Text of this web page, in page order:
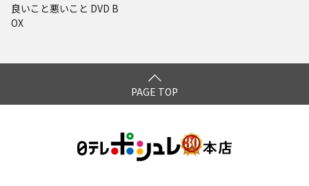
良いこと悪いこと DVD B
OX
PAGE TOP